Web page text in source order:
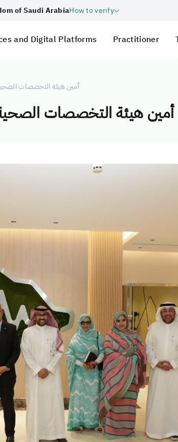
of Saudi ArabiaHow to verify
and Digital Platforms Practitioner
أمين هيئة التخصصات الصحية
أمين هيئة التخصصات الصحية